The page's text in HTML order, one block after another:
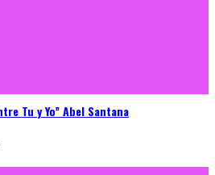
Tu y Yo” Abel Santana